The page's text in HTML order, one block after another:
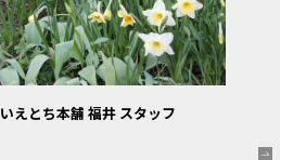
いえとち本舗 福井 スタッフ